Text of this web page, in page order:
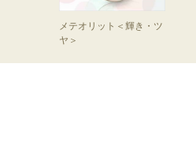
メテオリット＜輝き・ツ
ヤ＞